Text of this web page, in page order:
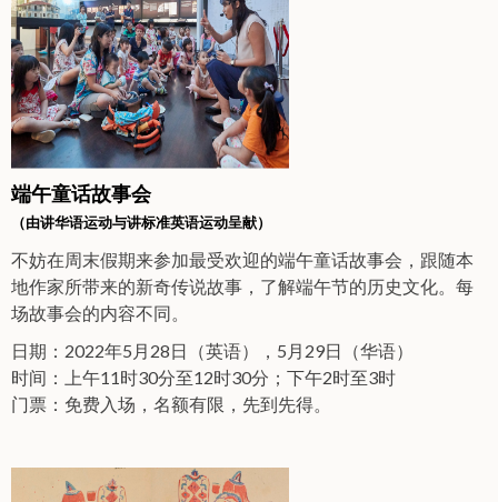
端午童话故事会
（由讲华语运动与讲标准英语运动呈献）
不妨在周末假期来参加最受欢迎的端午童话故事会，跟随本
地作家所带来的新奇传说故事，了解端午节的历史文化。每
场故事会的内容不同。
日期：2022年5月28日（英语），5月29日（华语）
时间：上午11时30分至12时30分；下午2时至3时
门票：免费入场，名额有限，先到先得。